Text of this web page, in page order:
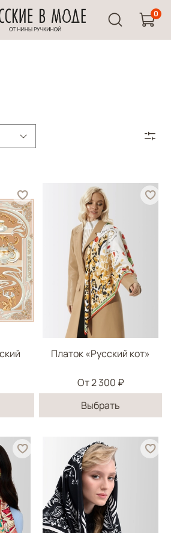
0
Платок «Русский кот»
От2 300 ₽
Выбрать